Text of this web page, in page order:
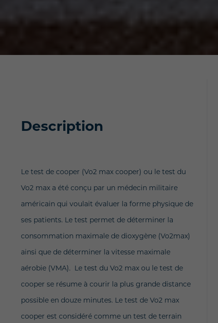
Description
Le test de cooper (Vo2 max cooper) ou le test du
Vo2 max a été conçu par un médecin militaire
américain qui voulait évaluer la forme physique de
ses patients. Le test permet de déterminer la
consommation maximale de dioxygène (Vo2max)
ainsi que de déterminer la vitesse maximale
aérobie (VMA). Le test du Vo2 max ou le test de
cooper se résume à courir la plus grande distance
possible en douze minutes. Le test de Vo2 max
cooper est considéré comme un test de terrain